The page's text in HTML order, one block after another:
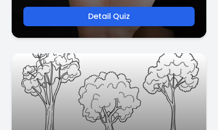
Detail Quiz